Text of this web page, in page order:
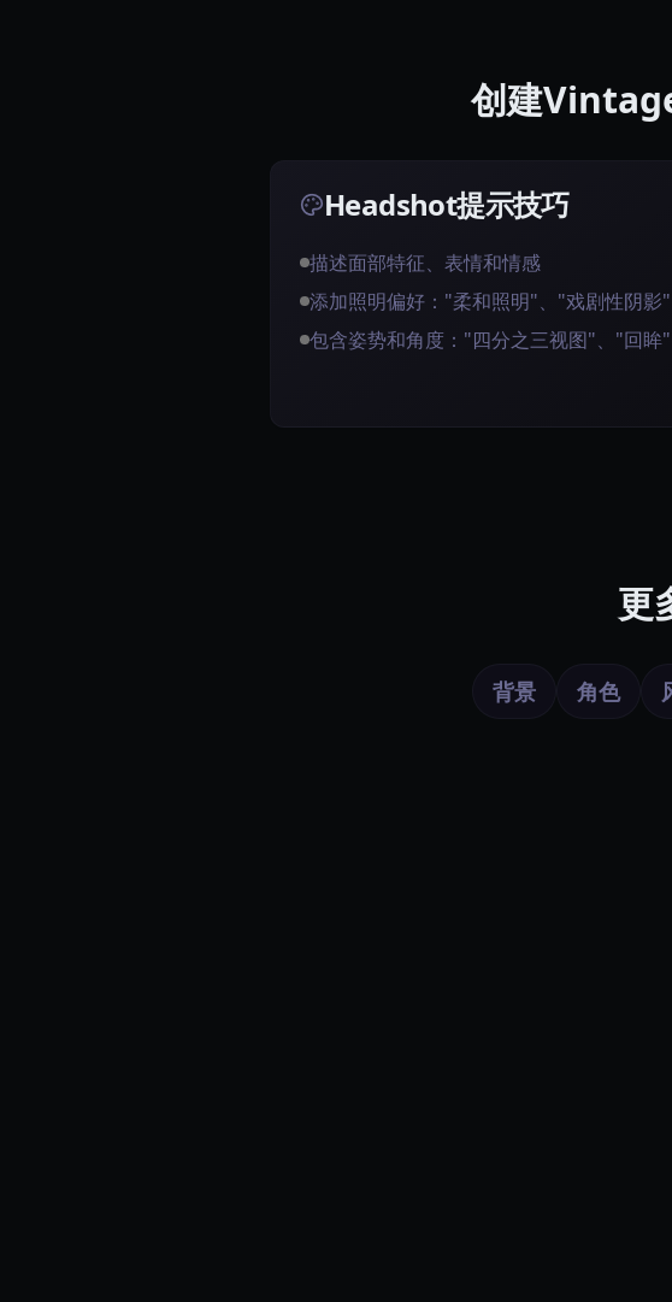
创建
Headshot提示技巧
描述面部特征、表情和情感
添加照明偏好："柔和照明"、"戏剧性阴影"
包含姿势和角度："四分之三视图"、"回眸"
更
背景 角色